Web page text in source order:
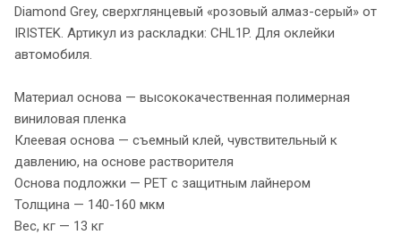
Diamond Grey, сверхглянцевый «розовый алмаз-серый» от
IRISTEK. Артикул из раскладки: CHL1P. Для оклейки
автомобиля.
Материал основа — высококачественная полимерная
виниловая пленка
Клеевая основа — съемный клей, чувствительный к
давлению, на основе растворителя
Основа подложки — PET с защитным лайнером
Толщина — 140-160 мкм
Вес, кг — 13 кг